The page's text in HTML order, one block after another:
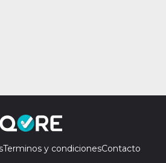
Terminos y condicionesContacto